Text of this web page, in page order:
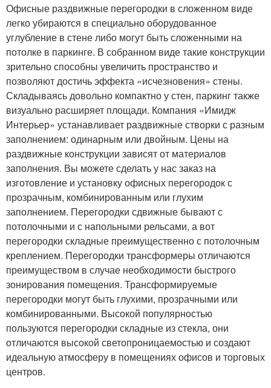
Офисные раздвижные перегородки в сложенном виде
легко убираются в специально оборудованное
углубление в стене либо могут быть сложенными на
потолке в паркинге. В собранном виде такие конструкции
зрительно способны увеличить пространство и
позволяют достичь эффекта «исчезновения» стены.
Складываясь довольно компактно у стен, паркинг также
визуально расширяет площади. Компания «Имидж
Интерьер» устанавливает раздвижные створки с разным
заполнением: одинарным или двойным. Цены на
раздвижные конструкции зависят от материалов
заполнения. Вы можете сделать у нас заказ на
изготовление и установку офисных перегородок с
прозрачным, комбинированным или глухим
заполнением. Перегородки сдвижные бывают с
потолочными и с напольными рельсами, а вот
перегородки складные преимущественно с потолочным
креплением. Перегородки трансформеры отличаются
преимуществом в случае необходимости быстрого
зонирования помещения. Трансформируемые
перегородки могут быть глухими, прозрачными или
комбинированными. Высокой популярностью
пользуются перегородки складные из стекла, они
отличаются высокой светопроницаемостью и создают
идеальную атмосферу в помещениях офисов и торговых
центров.